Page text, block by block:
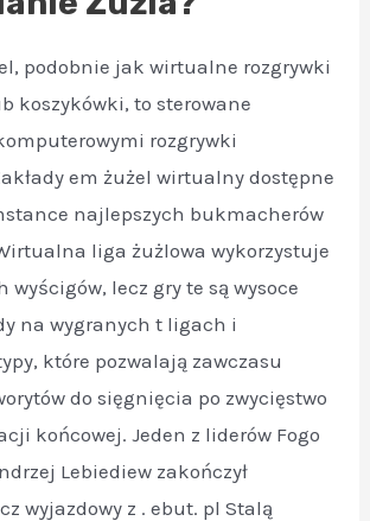
podobnie jak wirtualne rozgrywki
koszykówki, to sterowane
rozgrywki
em żużel wirtualny dostępne
najlepszych bukmacherów
liga żużlowa wykorzystuje
wyścigów, lecz gry te są wysoce
na wygranych t ligach i
które pozwalają zawczasu
do sięgnięcia po zwycięstwo
końcowej. Jeden z liderów Fogo
Lebiediew zakończył
wyjazdowy z . ebut. pl Stalą